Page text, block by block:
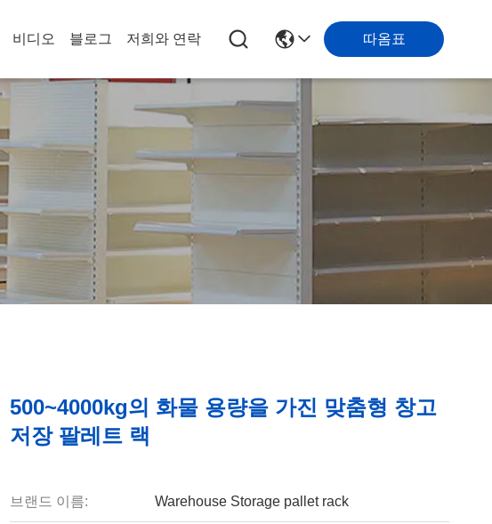
비디오 블로그 저희와 연락 따옴표
500~4000kg의 화물 용량을 가진 맞춤형 창고
저장 팔레트 랙
브랜드 이름: Warehouse Storage pallet rack